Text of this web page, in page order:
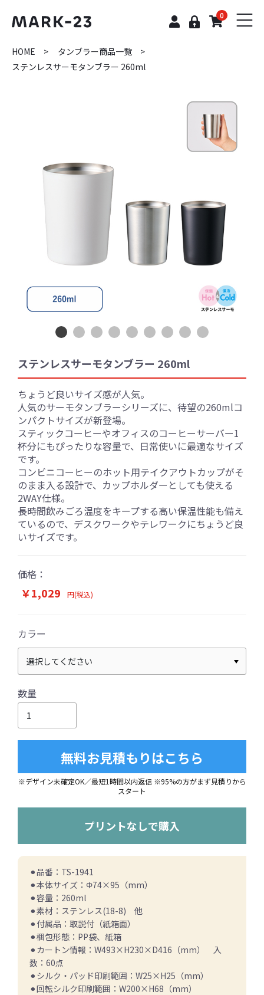
0
HOME
タンブラー商品一覧
ステンレスサーモタンブラー 260ml
ステンレスサーモタンブラー 260ml
ちょうど良いサイズ感が人気。
人気のサーモタンブラーシリーズに、待望の260mlコ
ンパクトサイズが新登場。
スティックコーヒーやオフィスのコーヒーサーバー1
杯分にもぴったりな容量で、日常使いに最適なサイズ
です。
コンビニコーヒーのホット用テイクアウトカップがそ
のまま入る設計で、カップホルダーとしても使える
2WAY仕様。
長時間飲みごろ温度をキープする高い保温性能も備え
ているので、デスクワークやテレワークにちょうど良
いサイズです。
価格：
￥1,029 円(税込)
カラー
数量
無料お見積もりはこちら
※デザイン未確定OK／最短1時間以内返信 ※95%の方がまず見積りから
スタート
プリントなしで購入
⚫︎品番：TS-1941
⚫︎本体サイズ：Φ74×95（mm）
⚫︎容量：260ml
⚫︎素材：ステンレス(18-8) 他
⚫︎付属品：取説付（紙箱面）
⚫︎梱包形態：PP袋、紙箱
⚫︎カートン情報：W493×H230×D416（mm） 入
数：60点
⚫︎シルク・パッド印刷範囲：W25×H25（mm）
⚫︎回転シルク印刷範囲：W200×H68（mm）